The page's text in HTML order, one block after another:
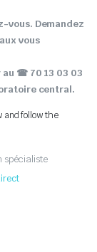
vous. Demandez
vous
au ☎ 70 13 03 03
central.
and follow the
spécialiste